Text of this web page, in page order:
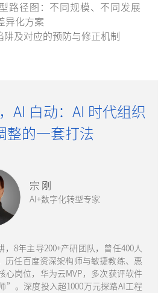
路径图：不同规模、不同发展
异化方案
阱及对应的预防与修正机制
宗 刚
AI+数字化转型专家
，8年主导200+产研团队，曾任400人
历任百度资深架构师与敏捷教练、惠
心岗位，华为云MVP，多次获评软件
”。深度投入超1000万元探路AI工程
AI 白动：AI 时代组织
整的一套打法